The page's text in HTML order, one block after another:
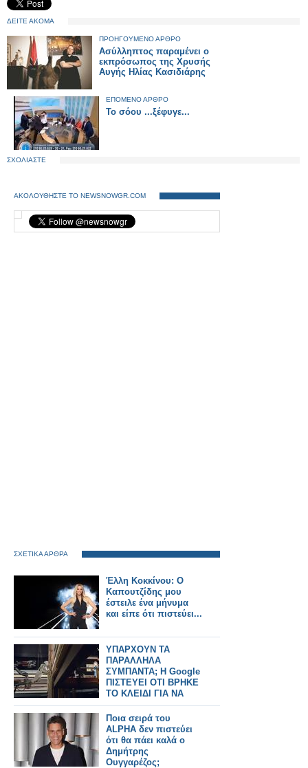
ΔΕΙΤΕ ΑΚΟΜΑ
ΠΡΟΗΓΟΥΜΕΝΟ ΑΡΘΡΟ
Ασύλληπτος παραμένει ο
εκπρόσωπος της Χρυσής
Αυγής Ηλίας Κασιδιάρης
ΕΠΟΜΕΝΟ ΑΡΘΡΟ
Το σόου ...ξέφυγε...
ΣΧΟΛΙΑΣΤΕ
ΑΚΟΛΟΥΘΗΣΤΕ ΤΟ NEWSNOWGR.COM
ΣΧΕΤΙΚΑ ΑΡΘΡΑ
Έλλη Κοκκίνου: Ο
Καπουτζίδης μου
έστειλε ένα μήνυμα
και είπε ότι πιστεύει...
ΥΠΑΡΧΟΥΝ ΤΑ
ΠΑΡΑΛΛΗΛΑ
ΣΥΜΠΑΝΤΑ; Η Google
ΠΙΣΤΕΥΕΙ ΟΤΙ ΒΡΗΚΕ
ΤΟ ΚΛΕΙΔΙ ΓΙΑ ΝΑ
ΕΠΙΒΕΒΑΙΩΣΕΙ ΤΟ...
«Interstellar"
Ποια σειρά του
ALPHA δεν πιστεύει
ότι θα πάει καλά ο
Δημήτρης
Ουγγαρέζος;